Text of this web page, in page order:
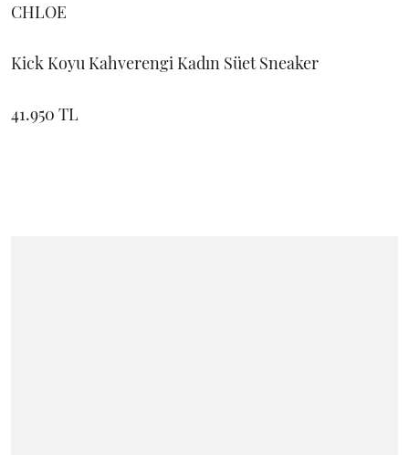
CHLOE
Kick Koyu Kahverengi Kadın Süet Sneaker
41.950 TL